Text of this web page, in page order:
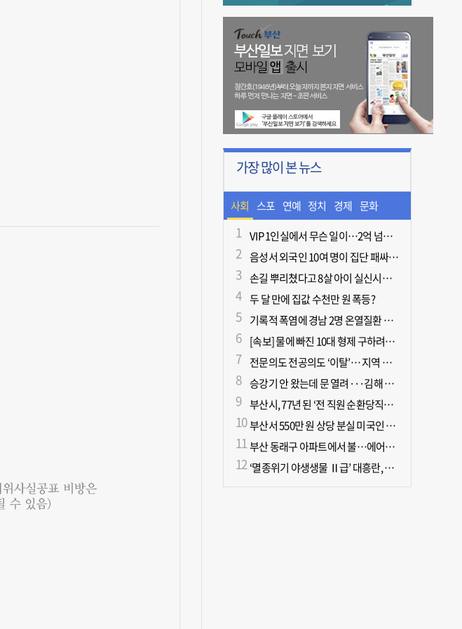
가장 많이 본 뉴스
사회 스포
츠
연예 정치 경제 문화
ㆍ라
이프
VIP 1인실에서 무슨 일이…2억 넘게 쓴 중독자·불법촬영한 의사
음성서 외국인 10여 명이 집단 패싸움하다 1명 사망
손길 뿌리쳤다고 8살 아이 실신시킨 50대, 집유
두 달 만에 집값 수천만 원 폭등?
기록적 폭염에 경남 2명 온열질환 사망
[속보] 물에 빠진 10대 형제 구하려던 50대 군인 2명 심정지 상태로 이송
전문의도 전공의도 ‘이탈’… 지역 필수의료 무너진다
승강기 안 왔는데 문 열려···김해 병원서 60대 직원 추락사
부산시, 77년 된 ‘전 직원 순환당직제’ 폐지
부산서 550만 원 상당 분실 미국인 관광객, 경찰 도움으로 되찾아
부산 동래구 아파트에서 불…에어컨에서 발화 추정
‘멸종위기 야생생물 Ⅱ급’ 대흥란, 지리산 새 서식지 확인